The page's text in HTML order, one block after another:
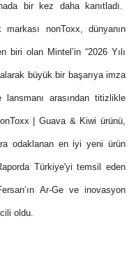
bir kez daha kanıtladı.
markası nonToxx, dünyanın
biri olan Mintel’in “2026 Yılı
büyük bir başarıya imza
arasından titizlikle
| Guava & Kiwi ürünü,
odaklanan en iyi yeni ürün
Türkiye'yi temsil eden
Ar-Ge ve inovasyon
oldu.